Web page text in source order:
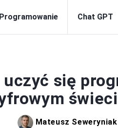
Programowanie Chat GPT
się
Mateusz Seweryniak